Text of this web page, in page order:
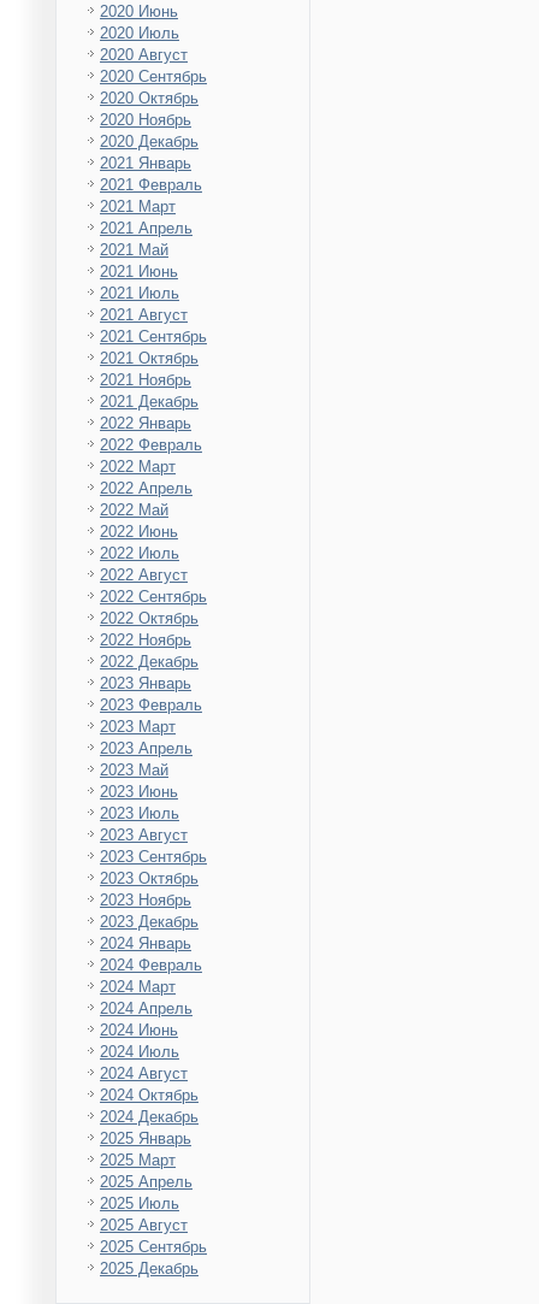
2020 Июнь
2020 Июль
2020 Август
2020 Сентябрь
2020 Октябрь
2020 Ноябрь
2020 Декабрь
2021 Январь
2021 Февраль
2021 Март
2021 Апрель
2021 Май
2021 Июнь
2021 Июль
2021 Август
2021 Сентябрь
2021 Октябрь
2021 Ноябрь
2021 Декабрь
2022 Январь
2022 Февраль
2022 Март
2022 Апрель
2022 Май
2022 Июнь
2022 Июль
2022 Август
2022 Сентябрь
2022 Октябрь
2022 Ноябрь
2022 Декабрь
2023 Январь
2023 Февраль
2023 Март
2023 Апрель
2023 Май
2023 Июнь
2023 Июль
2023 Август
2023 Сентябрь
2023 Октябрь
2023 Ноябрь
2023 Декабрь
2024 Январь
2024 Февраль
2024 Март
2024 Апрель
2024 Июнь
2024 Июль
2024 Август
2024 Октябрь
2024 Декабрь
2025 Январь
2025 Март
2025 Апрель
2025 Июль
2025 Август
2025 Сентябрь
2025 Декабрь